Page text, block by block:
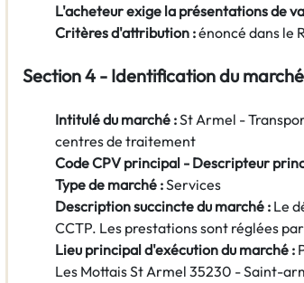
L'acheteur exige la présentations de
Critères d'attribution :énoncé dans le
Section 4 - Identification du marché
Intitulé du marché :St Armel -
centres de traitement
Code CPV principal - Descripteur
Type de marché :Services
Description succincte du marché : Le
CCTP. Les prestations sont réglées
Lieu principal d'exécution du marché :
Les Mottais St Armel 35230 - Saint-